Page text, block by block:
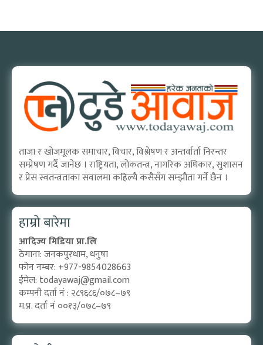
ताजा र खोजमूलक समाचार, विचार, विश्लेषण र अन्तर्वार्ता निरन्तर
सम्प्रेषण गर्दै जानेछ । राष्ट्रियता, लोकतन्त्र, नागरिक अधिकार, सुशासन
र प्रेस स्वतन्त्रताका सवालमा कहिल्यै कसैसँग सम्झौता गर्ने छैन ।
हाम्रो बारेमा
आदिज्य मिडिया प्रा.लि
ठेगाना: जनकपुरधाम, धनुषा
फोन नम्बर: +977-9854028663
ईमेल: todayawaj@gmail.com
कम्पनी दर्ता नं : २८९६८६/०७८–७९
म.प्र. दर्ता नं ००१३/०७८–७९